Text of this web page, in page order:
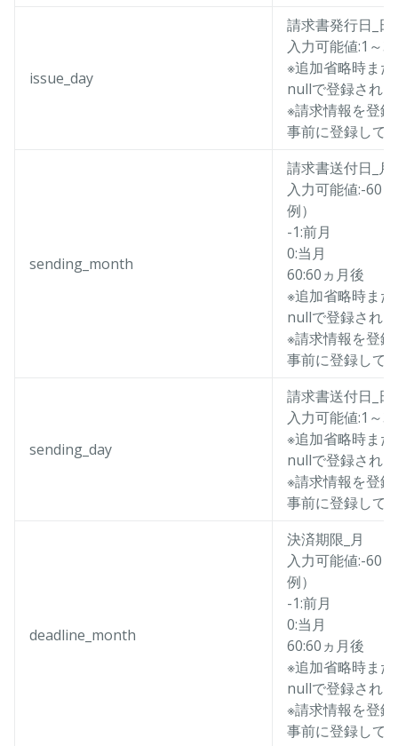
issue_day
請求書発行日_日
入力可能値:1～
※追加省略時ま
nullで登録される
※請求情報を登
事前に登録して
sending_month
請求書送付日_月
入力可能値:-60
例）
-1:前月
0:当月
60:60ヵ月後
※追加省略時ま
nullで登録される
※請求情報を登
事前に登録して
sending_day
請求書送付日_日
入力可能値:1～
※追加省略時ま
nullで登録される
※請求情報を登
事前に登録して
deadline_month
決済期限_月
入力可能値:-60
例）
-1:前月
0:当月
60:60ヵ月後
※追加省略時ま
nullで登録される
※請求情報を登
事前に登録して